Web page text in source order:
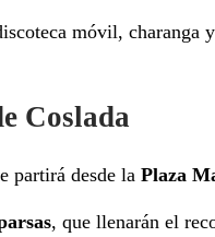
móvil,
Coslada
partirá desde la Plaza
, que llenarán el